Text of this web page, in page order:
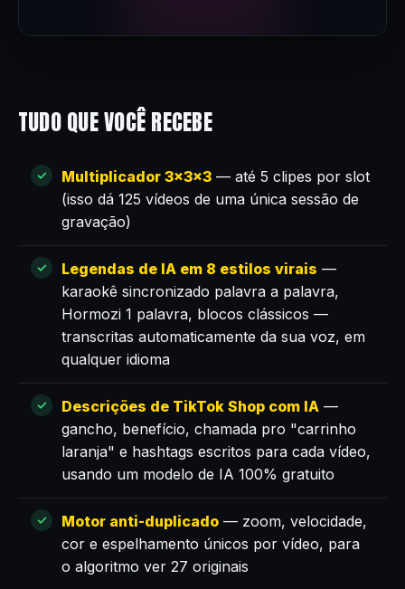
TUDO QUE VOCÊ RECEBE
Multiplicador 3×3×3 — até 5 clipes por slot
(isso dá 125 vídeos de uma única sessão de
gravação)
Legendas de IA em 8 estilos virais —
karaokê sincronizado palavra a palavra,
Hormozi 1 palavra, blocos clássicos —
transcritas automaticamente da sua voz, em
qualquer idioma
Descrições de TikTok Shop com IA —
gancho, benefício, chamada pro "carrinho
laranja" e hashtags escritos para cada vídeo,
usando um modelo de IA 100% gratuito
Motor anti-duplicado — zoom, velocidade,
cor e espelhamento únicos por vídeo, para
o algoritmo ver 27 originais